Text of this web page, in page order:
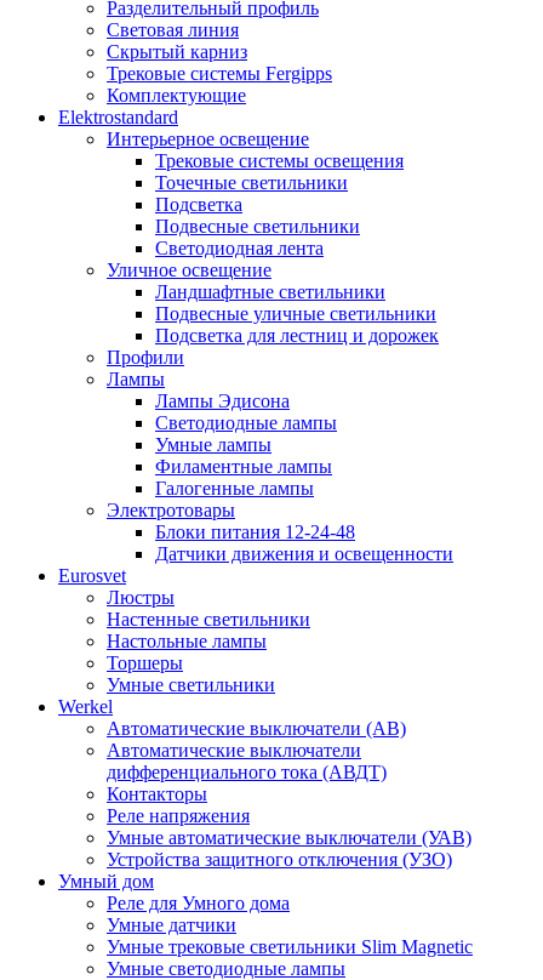
Разделительный профиль
Световая линия
Скрытый карниз
Трековые системы Fergipps
Комплектующие
Elektrostandard
Интерьерное освещение
Трековые системы освещения
Точечные светильники
Подсветка
Подвесные светильники
Светодиодная лента
Уличное освещение
Ландшафтные светильники
Подвесные уличные светильники
Подсветка для лестниц и дорожек
Профили
Лампы
Лампы Эдисона
Светодиодные лампы
Умные лампы
Филаментные лампы
Галогенные лампы
Электротовары
Блоки питания 12-24-48
Датчики движения и освещенности
Eurosvet
Люстры
Настенные светильники
Настольные лампы
Торшеры
Умные светильники
Werkel
Автоматические выключатели (АВ)
Автоматические выключатели
дифференциального тока (АВДТ)
Контакторы
Реле напряжения
Умные автоматические выключатели (УАВ)
Устройства защитного отключения (УЗО)
Умный дом
Реле для Умного дома
Умные датчики
Умные трековые светильники Slim Magnetic
Умные светодиодные лампы